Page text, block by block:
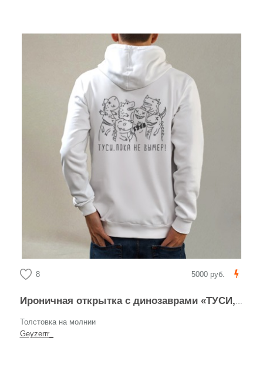
8 5000 руб.
Ироничная открытка с динозаврами «ТУСИ, ПОКА НЕ ВЫМЕР!»
Толстовка на молнии
Geyzerrr_